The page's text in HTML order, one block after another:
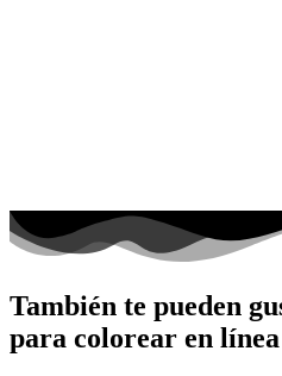
También te pueden
para colorear en línea